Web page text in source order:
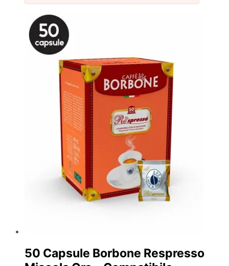
50 Capsule Borbone Respresso